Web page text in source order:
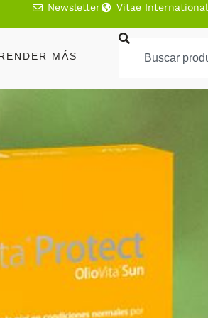
Newsletter Vitae International
MÁS